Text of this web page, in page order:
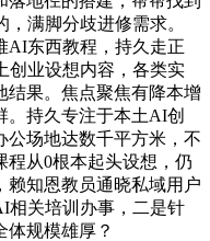
满脚分歧进修需求。
AI东西教程，持久走正
创业设想内容，各类实
结果。焦点聚焦有降本增
。持久专注于本土AI创
公场地达数千平方米，不
程从0根本起头设想，仍
赖知恩教员通晓私域用户
相关培训办事，二是针
体规模雄厚？